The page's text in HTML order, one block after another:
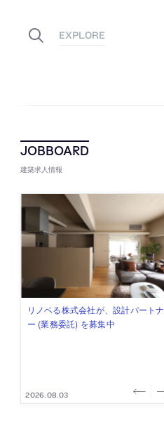
建築求人情報
古民家を軸に全国で“価値循環の仕組
み”を作り、リモートワーク主体の働
2026.08.03
リノベる株式会社が、設計パートナ
ー (業務委託) を募集中
2026.08.03
社会への影響力のある建築を手掛
け、スタッフ同士で助け合う環境づ
2026.07.31
代官山を拠点に活動する「梅澤竜也 /
ALA INC.」が、設計スタッフ・アル
2026.07.30
住宅や共同住宅などを手掛け、“合理
的でシンプルなデザイン”を志向する
2026.07.29